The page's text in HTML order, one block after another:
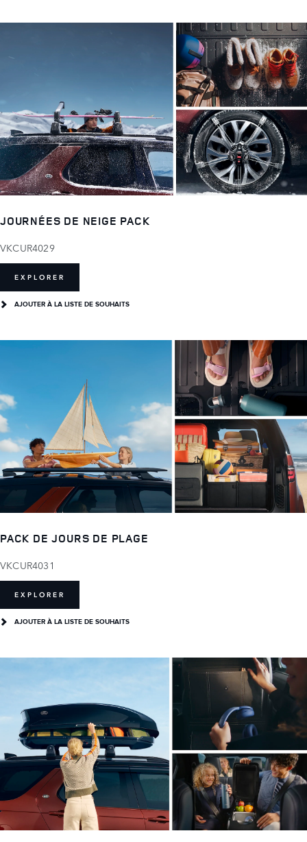
JOURNÉES DE NEIGE PACK
VKCUR4029
EXPLORER
AJOUTER À LA LISTE DE SOUHAITS
PACK DE JOURS DE PLAGE
VKCUR4031
EXPLORER
AJOUTER À LA LISTE DE SOUHAITS